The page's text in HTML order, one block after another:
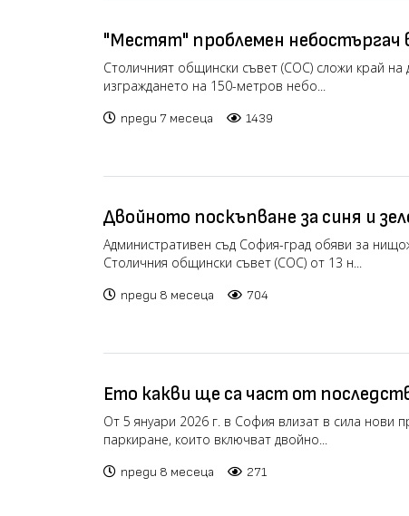
"Местят" проблемен небостъргач
"България" към "Младост"
Столичният общински съвет (СОС) сложи край на
изграждането на 150-метров небо...
преди 7 месеца 1439
Двойното поскъпване за синя и
отменя… засега
Административен съд София-град обяви за
Столичния общински съвет (СОС) от 13 н...
преди 8 месеца 704
Ето какви ще са част от
реформата за паркирането в
От 5 януари 2026 г. в София влизат в сила нови
паркиране, които включват двойно...
преди 8 месеца 271